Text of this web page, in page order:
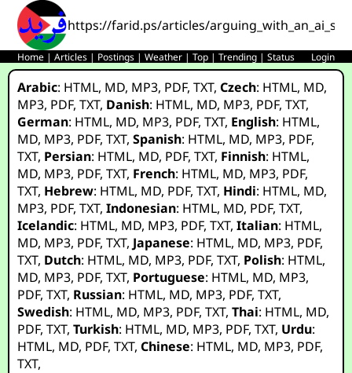
https://farid.ps/articles/
Home |Articles | Postings |Weather |Top |Trending |Status Login
Arabic: HTML, MD, MP3, PDF,TXT,Czech: HTML, MD,
MP3, PDF,TXT, Danish: HTML, MD, MP3, PDF,TXT,
German: HTML, MD, MP3, PDF,TXT, English: HTML,
MD, MP3, PDF,TXT,Spanish: HTML, MD, MP3, PDF,
TXT, Persian: HTML, MD, PDF,TXT, Finnish: HTML,
MD, MP3, PDF,TXT, French: HTML, MD, MP3, PDF,
TXT, Hebrew: HTML, MD, PDF,TXT, Hindi: HTML, MD,
MP3, PDF,TXT,Indonesian: HTML, MD, PDF,TXT,
Icelandic: HTML, MD, MP3, PDF,TXT,Italian: HTML,
MD, MP3, PDF,TXT, Japanese: HTML, MD, MP3, PDF,
TXT, Dutch: HTML, MD, MP3, PDF,TXT, Polish: HTML,
MD, MP3, PDF,TXT, Portuguese: HTML, MD, MP3,
PDF,TXT, Russian: HTML, MD, MP3, PDF,TXT,
Swedish: HTML, MD, MP3, PDF,TXT,Thai: HTML, MD,
PDF,TXT,Turkish: HTML, MD, MP3, PDF,TXT, Urdu:
HTML, MD, PDF,TXT,Chinese: HTML, MD, MP3, PDF,
TXT,